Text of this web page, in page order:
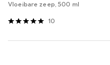
Vloeibare zeep, 500 ml
10